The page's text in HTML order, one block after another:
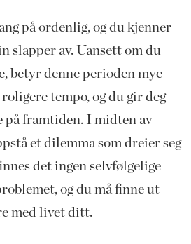
på ordenlig, og du kjenner
slapper av. Uansett om du
betyr denne perioden mye
tempo, og du gir deg
på framtiden. I midten av
et dilemma som dreier seg
det ingen selvfølgelige
og du må finne ut
med livet ditt.